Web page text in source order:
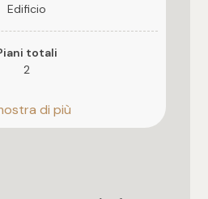
Edificio
totali
2
su tutti i lati